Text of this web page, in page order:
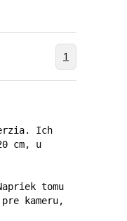
1
Ich
cm, u
tomu
kameru,